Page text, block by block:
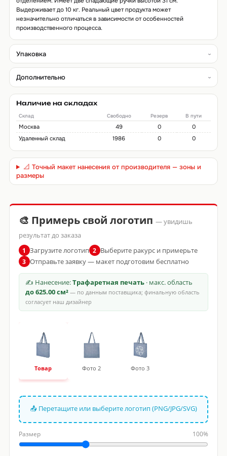
Выдерживает до 10 кг. Реальный цвет продукта может
незначительно отличаться в зависимости от особенностей
производственного процесса.
Упаковка
Дополнительно
Наличие на складах
Склад Свободно Резерв В пути
Москва 49 0
0
Удаленный склад
1986 0 0
📐 Точный макет нанесения от производителя — зоны и
размеры
🎨 Примерь свой логотип — увидишь
результат до заказа
1 Загрузите логотип 2 Выберите ракурс и примерьте
3 Отправьте заявку — макет подготовим бесплатно
✍ Нанесение:Трафаретная печать· макс. область
до 625.00 см²— по данным поставщика; финальную область
согласует наш дизайнер
Товар Фото 2 Фото 3
📤 Перетащите или выберите логотип (PNG/JPG/SVG)
Размер 100%